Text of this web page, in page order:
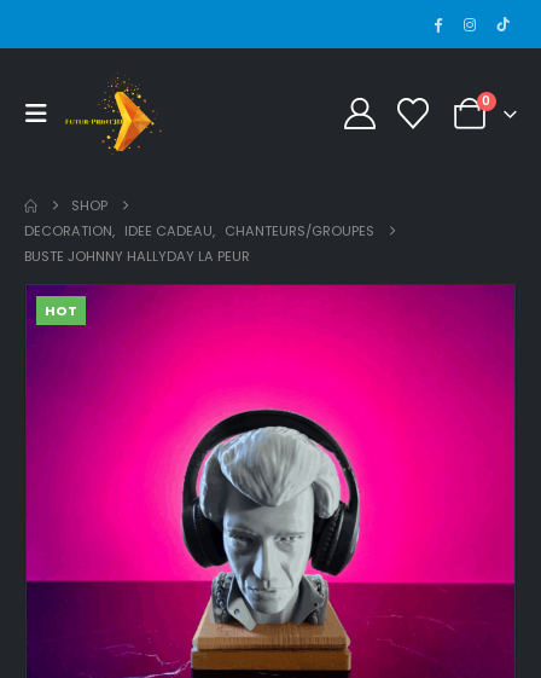
0
SHOP
DECORATION, IDEE CADEAU, CHANTEURS/GROUPES
BUSTE JOHNNY HALLYDAY LA PEUR
HOT